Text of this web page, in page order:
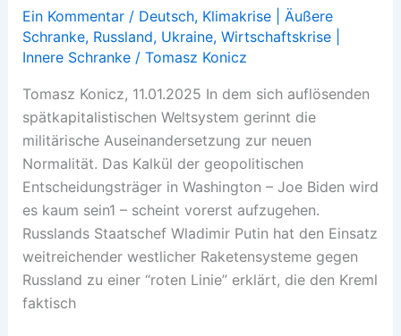
Ein Kommentar / Deutsch, Klimakrise | Äußere
Schranke, Russland, Ukraine, Wirtschaftskrise |
Innere Schranke/ Tomasz Konicz
Tomasz Konicz, 11.01.2025 In dem sich auflösenden
spätkapitalistischen Weltsystem gerinnt die
militärische Auseinandersetzung zur neuen
Normalität. Das Kalkül der geopolitischen
Entscheidungsträger in Washington – Joe Biden wird
es kaum sein1 – scheint vorerst aufzugehen.
Russlands Staatschef Wladimir Putin hat den Einsatz
weitreichender westlicher Raketensysteme gegen
Russland zu einer “roten Linie” erklärt, die den Kreml
faktisch